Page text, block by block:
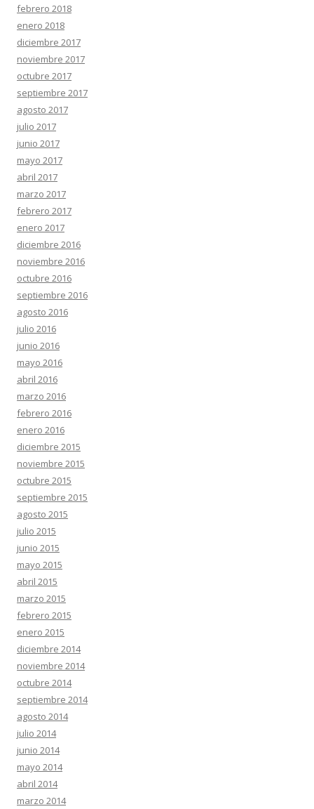
febrero 2018
enero 2018
diciembre 2017
noviembre 2017
octubre 2017
septiembre 2017
agosto 2017
julio 2017
junio 2017
mayo 2017
abril 2017
marzo 2017
febrero 2017
enero 2017
diciembre 2016
noviembre 2016
octubre 2016
septiembre 2016
agosto 2016
julio 2016
junio 2016
mayo 2016
abril 2016
marzo 2016
febrero 2016
enero 2016
diciembre 2015
noviembre 2015
octubre 2015
septiembre 2015
agosto 2015
julio 2015
junio 2015
mayo 2015
abril 2015
marzo 2015
febrero 2015
enero 2015
diciembre 2014
noviembre 2014
octubre 2014
septiembre 2014
agosto 2014
julio 2014
junio 2014
mayo 2014
abril 2014
marzo 2014